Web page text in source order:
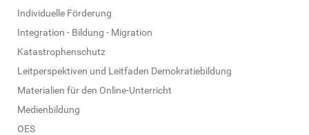
Individuelle Förderung
Integration - Bildung - Migration
Katastrophenschutz
Leitperspektiven und Leitfaden Demokratiebildung
Materialien für den Online-Unterricht
Medienbildung
OES